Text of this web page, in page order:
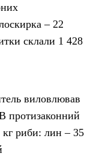
– 22
склали 1 428
виловлював
протизаконний
риби: лин – 35